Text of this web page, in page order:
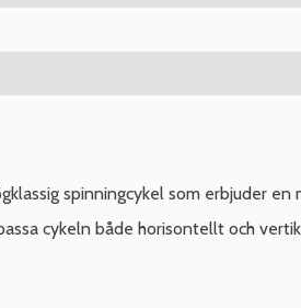
spinningcykel som erbjuder
cykeln både horisontellt och